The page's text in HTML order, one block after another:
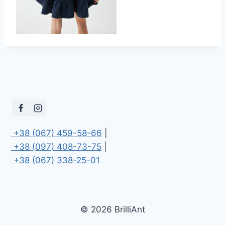
+38 (067) 459-58-66
+38 (097) 408-73-75
+38 (067) 338-25-01
© 2026 BrilliAnt